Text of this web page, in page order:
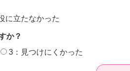
に立たなかった
か？
3：見つけにくかった